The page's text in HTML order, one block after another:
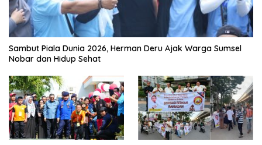
Sambut Piala Dunia 2026, Herman Deru Ajak Warga Sumsel
Nobar dan Hidup Sehat